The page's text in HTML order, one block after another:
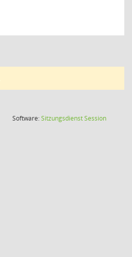
Software:SitzungsdienstSession(Wird in